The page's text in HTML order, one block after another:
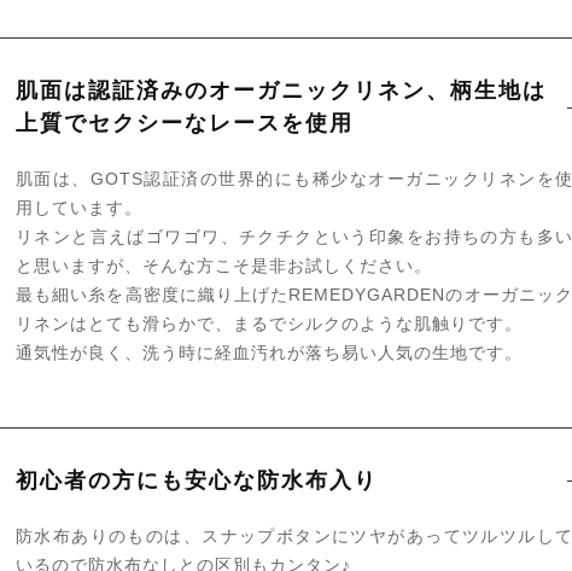
肌面は認証済みのオーガニックリネン、柄生地は
上質でセクシーなレースを使用
肌面は、GOTS認証済の世界的にも稀少なオーガニックリネンを使
用しています。
リネンと言えばゴワゴワ、チクチクという印象をお持ちの方も多い
と思いますが、そんな方こそ是非お試しください。
最も細い糸を高密度に織り上げたREMEDYGARDENのオーガニック
リネンはとても滑らかで、まるでシルクのような肌触りです。
通気性が良く、洗う時に経血汚れが落ち易い人気の生地です。
初心者の方にも安心な防水布入り
防水布ありのものは、スナップボタンにツヤがあってツルツルして
いるので防水布なしとの区別もカンタン♪